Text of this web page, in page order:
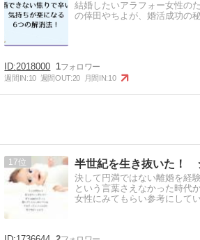
結婚したいアラフォー女性の
の倖田やちよが、婚活成功の
2018000 1
週間IN:10 週間OUT:20 月間IN:10
17
決して円満ではない離婚を経
という言葉さえなかった時代
女性にみてもらい参考にして